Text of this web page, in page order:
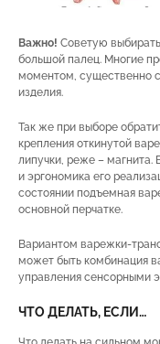
Важно! Советую
большой палец. Многие
моментом, существенно
изделия.
Так же при выборе
крепления откинутой
липучки, реже –
и эргономика его
состоянии подъемная
основной перчатке.
Вариантом варежки-
может быть комбинация
управления сенсорными
ЧТО ДЕЛАТЬ, ЕСЛИ…